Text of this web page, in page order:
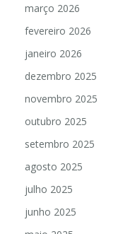
março 2026
fevereiro 2026
janeiro 2026
dezembro 2025
novembro 2025
outubro 2025
setembro 2025
agosto 2025
julho 2025
junho 2025